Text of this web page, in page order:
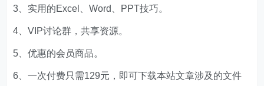
3、实用的Excel、Word、PPT技巧。
4、VIP讨论群，共享资源。
5、优惠的会员商品。
6、一次付费只需129元，即可下载本站文章涉及的文件